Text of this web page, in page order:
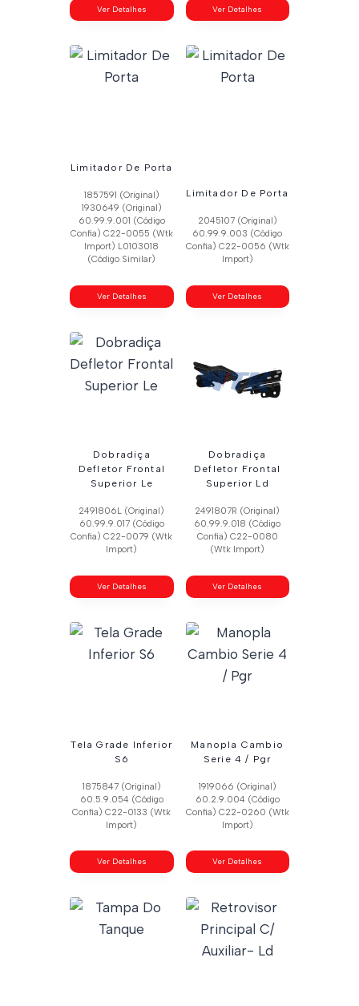
Ver Detalhes Ver Detalhes
Limitador De Porta
1857591 (Original)
1930649 (Original)
60.99.9.001 (Código
Confia) C22-0055 (Wtk
Import) L0103018
(Código Similar)
Ver Detalhes
Limitador De Porta
2045107 (Original)
60.99.9.003 (Código
Confia) C22-0056 (Wtk
Import)
Ver Detalhes
Dobradiça
Defletor Frontal
Superior Le
2491806L (Original)
60.99.9.017 (Código
Confia) C22-0079 (Wtk
Import)
Ver Detalhes
Dobradiça
Defletor Frontal
Superior Ld
2491807R (Original)
60.99.9.018 (Código
Confia) C22-0080
(Wtk Import)
Ver Detalhes
Tela Grade Inferior
S6
1875847 (Original)
60.5.9.054 (Código
Confia) C22-0133 (Wtk
Import)
Ver Detalhes
Manopla Cambio
Serie 4 / Pgr
1919066 (Original)
60.2.9.004 (Código
Confia) C22-0260 (Wtk
Import)
Ver Detalhes